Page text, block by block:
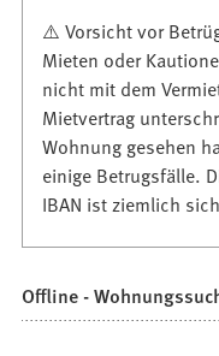
⚠️ Vorsicht vor
Mieten oder
nicht mit dem
Mietvertrag
Wohnung gesehen
einige Betrugsfälle.
IBAN ist ziemlich
Offline -